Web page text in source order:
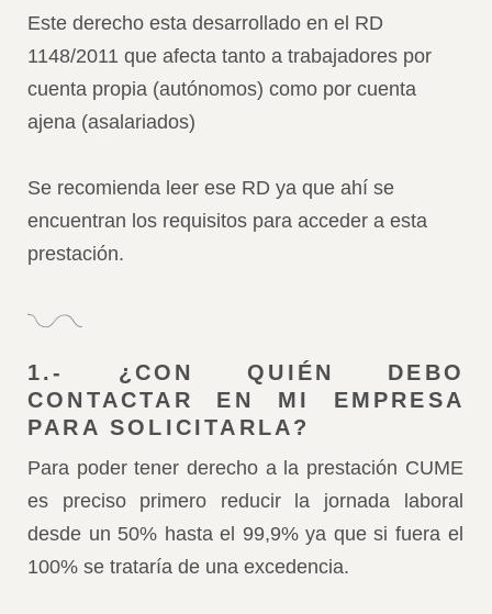
Este derecho esta desarrollado en el RD
1148/2011 que afecta tanto a trabajadores por
cuenta propia (autónomos) como por cuenta
ajena (asalariados)
Se recomienda leer ese RD ya que ahí se
encuentran los requisitos para acceder a esta
prestación.
1.- ¿CON QUIÉN DEBO
CONTACTAR EN MI EMPRESA
PARA SOLICITARLA?
Para poder tener derecho a la prestación CUME
es preciso primero reducir la jornada laboral
desde un 50% hasta el 99,9% ya que si fuera el
100% se trataría de una excedencia.